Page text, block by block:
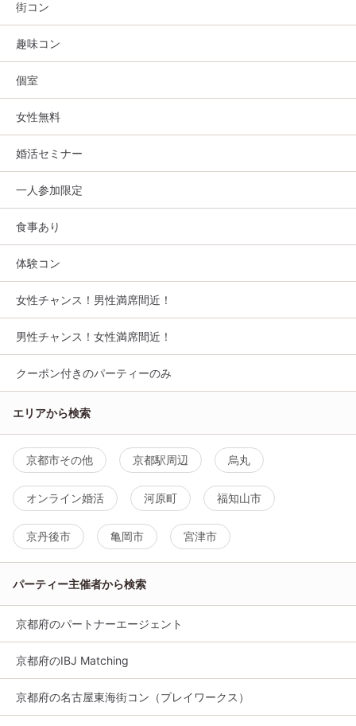
街コン
趣味コン
個室
女性無料
婚活セミナー
一人参加限定
食事あり
体験コン
女性チャンス！男性満席間近！
男性チャンス！女性満席間近！
クーポン付きのパーティーのみ
エリアから検索
京都市その他 京都駅周辺 烏丸
オンライン婚活 河原町 福知山市
京丹後市 亀岡市 宮津市
パーティー主催者から検索
京都府のパートナーエージェント
京都府のIBJ Matching
京都府の名古屋東海街コン（プレイワークス）